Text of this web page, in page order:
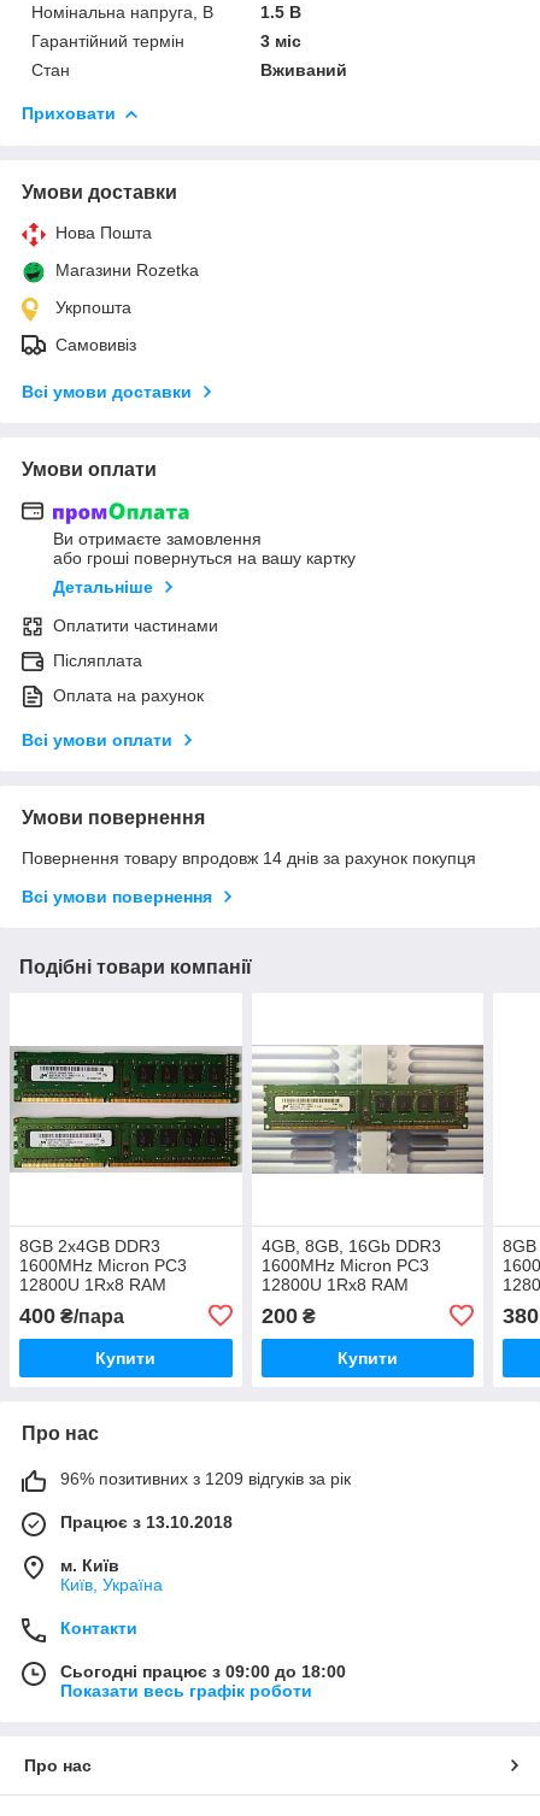
Номінальна напруга, В
1.5 В
Гарантійний термін
3 міс
Стан
Вживаний
Приховати
Умови доставки
Нова Пошта
Магазини Rozetka
Укрпошта
Самовивіз
Всі умови доставки
Умови оплати
Ви отримаєте замовлення
або гроші повернуться на вашу картку
Детальніше
Оплатити частинами
Післяплата
Оплата на рахунок
Всі умови оплати
Умови повернення
Повернення товару впродовж 14 днів за рахунок покупця
Всі умови повернення
Подібні товари компанії
8GB 2x4GB DDR3
1600MHz Micron PC3
12800U 1Rx8 RAM
400 ₴/пара
Купити
4GB, 8GB, 16Gb DDR3
1600MHz Micron PC3
12800U 1Rx8 RAM
Оперативна пам'ять 1x4,
2x4, 4x4
200₴
Купити
380
Про нас
96% позитивних з 1209 відгуків за рік
Працює з 13.10.2018
м. Київ
Київ, Україна
Контакти
Сьогодні працює з 09:00 до 18:00
Показати весь графік роботи
Про нас